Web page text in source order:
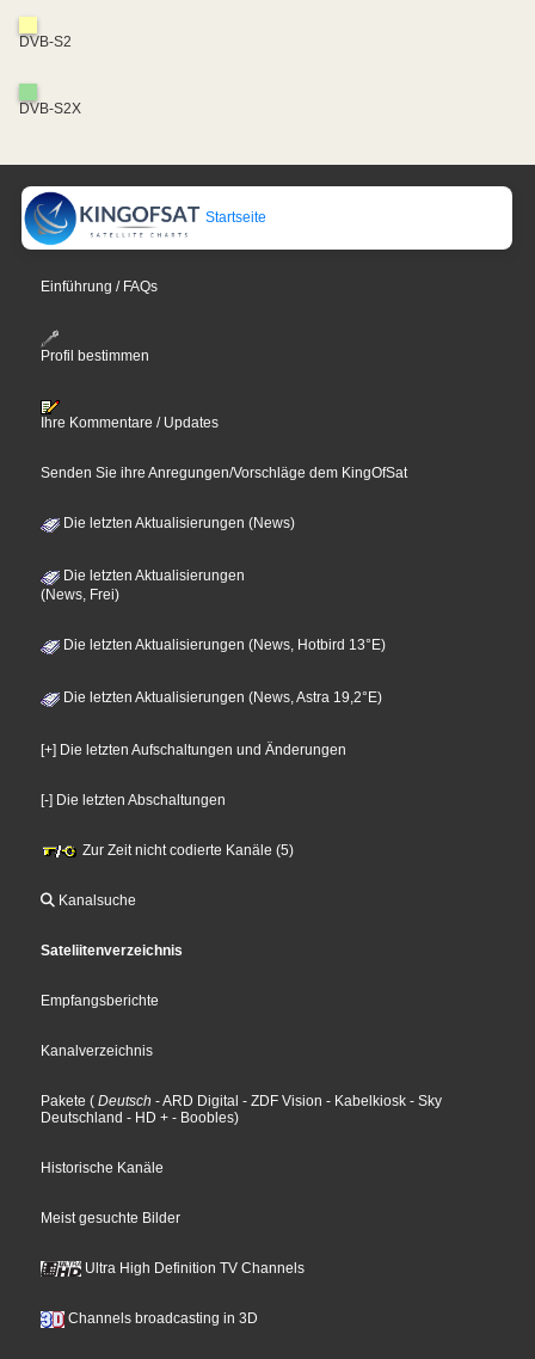
DVB-S2
DVB-S2X
Startseite
Einführung / FAQs
Profil bestimmen
Ihre Kommentare / Updates
Senden Sie ihre Anregungen/Vorschläge dem KingOfSat
Die letzten Aktualisierungen (News)
Die letzten Aktualisierungen
(News, Frei)
Die letzten Aktualisierungen (News, Hotbird 13°E)
Die letzten Aktualisierungen (News, Astra 19,2°E)
[+] Die letzten Aufschaltungen und Änderungen
[-] Die letzten Abschaltungen
Zur Zeit nicht codierte Kanäle (5)
Kanalsuche
Sateliitenverzeichnis
Empfangsberichte
Kanalverzeichnis
Pakete ( Deutsch - ARD Digital - ZDF Vision - Kabelkiosk - Sky
Deutschland - HD + - Boobles)
Historische Kanäle
Meist gesuchte Bilder
Ultra High Definition TV Channels
Channels broadcasting in 3D